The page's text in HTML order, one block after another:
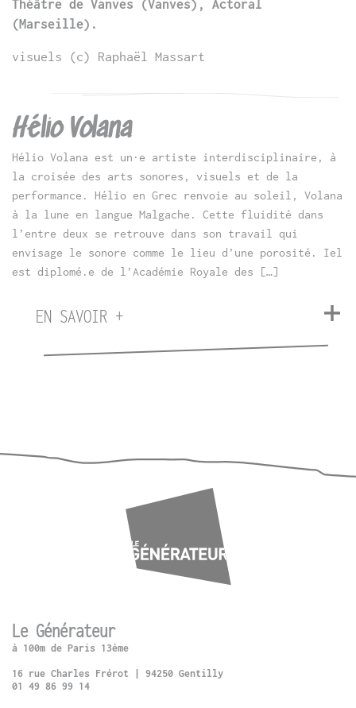
Théâtre de Vanves (Vanves), Actoral
(Marseille).
visuels (c) Raphaël Massart
Hélio Volana
Hélio Volana est un·e artiste interdisciplinaire, à
la croisée des arts sonores, visuels et de la
performance. Hélio en Grec renvoie au soleil, Volana
à la lune en langue Malgache. Cette fluidité dans
l’entre deux se retrouve dans son travail qui
envisage le sonore comme le lieu d’une porosité. Iel
est diplomé.e de l’Académie Royale des […]
EN SAVOIR +
Le Générateur
à 100m de Paris 13ème
16 rue Charles Frérot | 94250 Gentilly
01 49 86 99 14